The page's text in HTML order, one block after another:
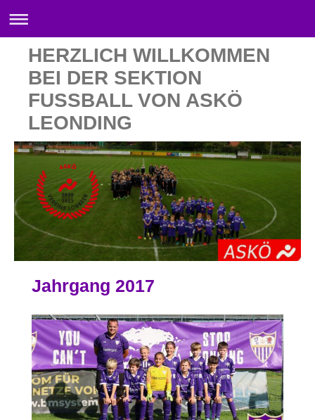
HERZLICH WILLKOMMEN
BEI DER SEKTION
FUSSBALL VON ASKÖ
LEONDING
Jahrgang 2017